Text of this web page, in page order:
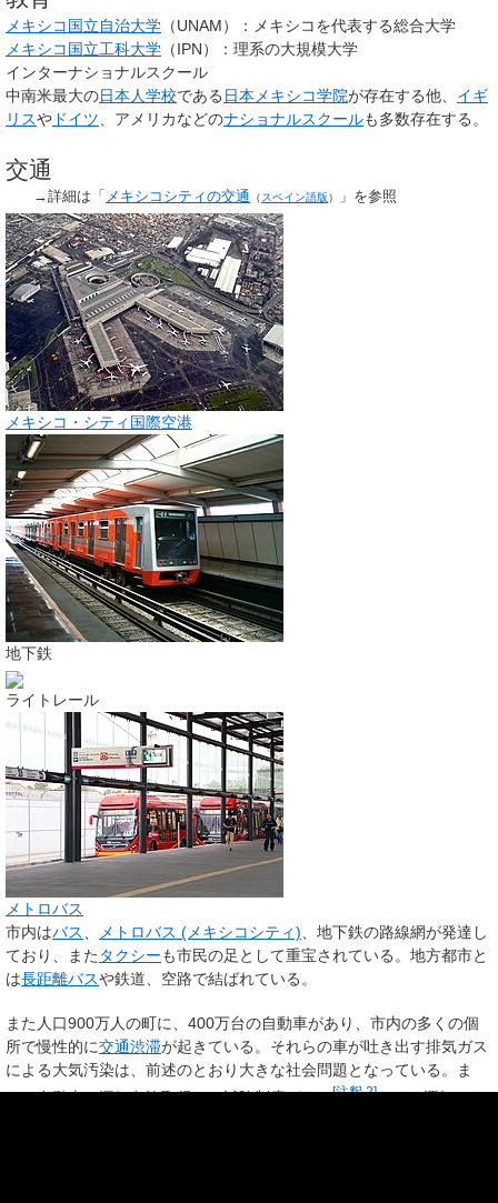
メキシコ国立自治大学 （UNAM）：メキシコを代表する総合大学
メキシコ国立工科大学 （IPN）：理系の大規模大学
インターナショナルスクール
中南米最大の日本人学校である 日本メキシコ学院が存在する他、 イギ
リスや ドイツ、アメリカなどのナショナルスクールも多数存在する。
交通
→詳細は「 メキシコシティの交通 （スペイン語版） 」を参照
メキシコ・シティ国際空港
地下鉄
ライトレール
メトロバス
市内はバス、 メトロバス (メキシコシティ)、地下鉄の路線網が発達し
ており、また タクシーも市民の足として重宝されている。地方都市と
は長距離バスや鉄道、空路で結ばれている。
また人口900万人の町に、400万台の自動車があり、市内の多くの個
所で慢性的に交通渋滞が起きている。それらの車が吐き出す排気ガス
による大気汚染は、前述のとおり大きな社会問題となっている。ま
た、自動車の運転免許取得には試験制度がない[注釈 2]ため、運転マナ